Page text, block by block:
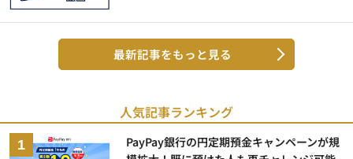
最新記事をもっと見る
人気記事ランキング
PayPay銀行の円定期預金キャンペーンが規